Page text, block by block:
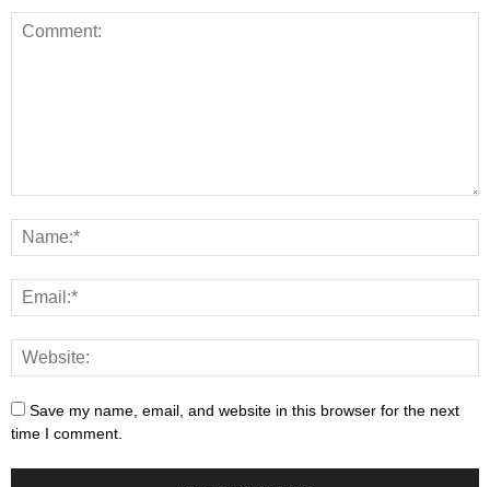
Save my name, email, and website in this browser for the next
time I comment.